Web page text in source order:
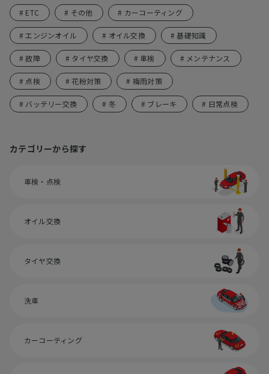
# ETC # その他 # カーコーティング
# エンジンオイル # オイル交換 # 基礎知識
# 故障 # タイヤ交換 # 車検 # メンテナンス
# 点検 # 花粉対策 # 梅雨対策
# バッテリー交換 # 冬 # ブレーキ # 日常点検
カテゴリーから探す
車検・点検
オイル交換
タイヤ交換
洗車
カーコーティング